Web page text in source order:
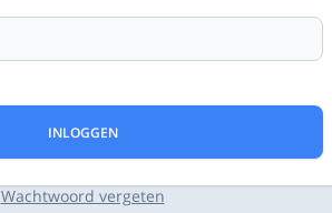
INLOGGEN
Wachtwoord vergeten